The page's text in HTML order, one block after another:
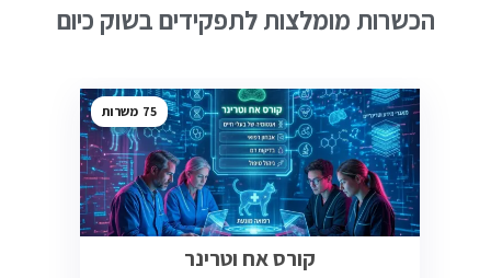
הכשרות מומלצות לתפקידים בשוק כיום
75
קורס אח וטרינר